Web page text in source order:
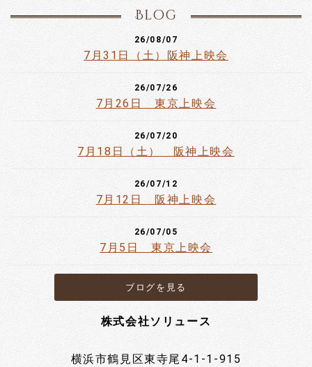
Blog
26/08/07
7月31日（土）阪神上映会
26/07/26
7月26日 東京上映会
26/07/20
7月18日（土） 阪神上映会
26/07/12
7月12日 阪神上映会
26/07/05
7月5日 東京上映会
ブログを見る
株式会社ソリュース
横浜市鶴見区東寺尾4-1-1-915